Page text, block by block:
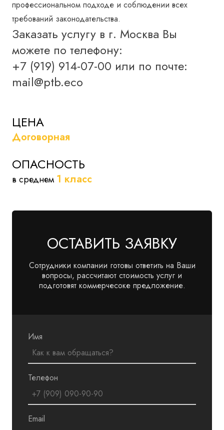
профессиональном подходе и соблюдении всех
требований законодательства.
Заказать услугу в г. Москва Вы
можете по телефону:
+7 (919) 914-07-00 или по почте:
mail@ptb.eco
ЦЕНА
Договорная
ОПАСНОСТЬ
в среднем 1 класс
ОСТАВИТЬ ЗАЯВКУ
Сотрудники компании готовы ответить на Ваши
вопросы, рассчитают стоимость услуг и
подготовят коммерчесоке предложение.
Имя
Телефон
Email